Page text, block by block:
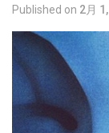
Published on 2月